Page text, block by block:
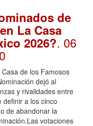
de
La Casa
2026?. 06
de los Famosos
dejó al
y rivalidades entre
definir a los cinco
de abandonar la
votaciones